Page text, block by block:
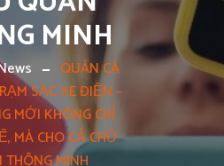
MINH
QUÁN CÀ
SẠC XE ĐIỆN –
MỚI KHÔNG CHỈ
MÀ CHO CẢ CHỦ
THÔNG MINH